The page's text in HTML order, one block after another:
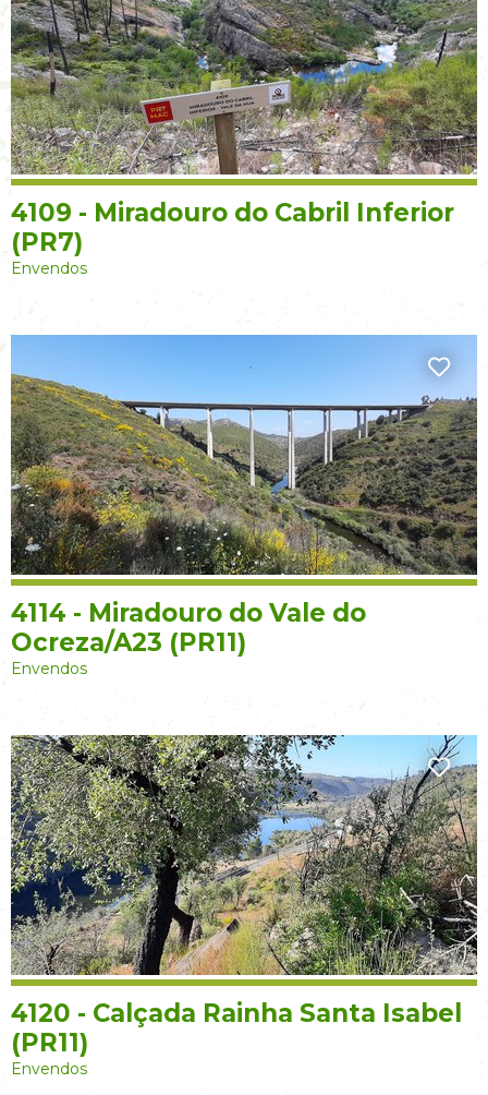
4109 - Miradouro do Cabril Inferior
(PR7)
Envendos
4114 - Miradouro do Vale do
Ocreza/A23 (PR11)
Envendos
4120 - Calçada Rainha Santa Isabel
(PR11)
Envendos